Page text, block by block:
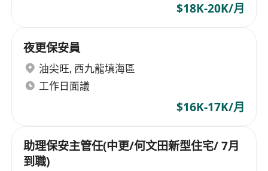
$18K-20K/月
夜更保安員
油尖旺, 西九龍填海區
工作日面議
$16K-17K/月
助理保安主管任(中更/何文田新型住宅/ 7月
到職)